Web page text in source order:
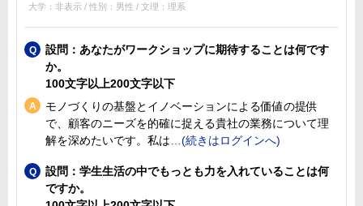
大学：非表示 / 性別：男性 / 文理：理系
設問：あなたがワークショップに期待することは何です
か。
100文字以上200文字以下
モノづくりの基盤とイノベーションによる価値の提供
で、顧客のニーズを的確に捉える貴社の業務について理
解を深めたいです。私は
設問：学生生活の中でもっとも力を入れていることは何
ですか。